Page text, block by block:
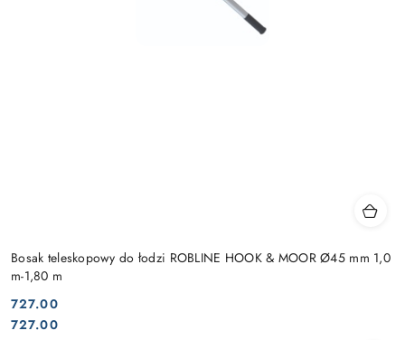
Bosak teleskopowy do łodzi ROBLINE HOOK & MOOR Ø45 mm 1,0
m-1,80 m
Cena:
727.00
Cena:
727.00